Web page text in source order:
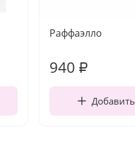
Раффаэлло
940 ₽
Добавить